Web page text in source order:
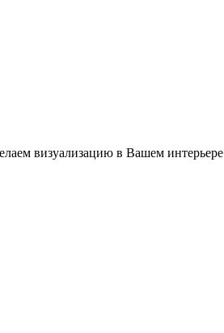
визуализацию в Вашем интерьере